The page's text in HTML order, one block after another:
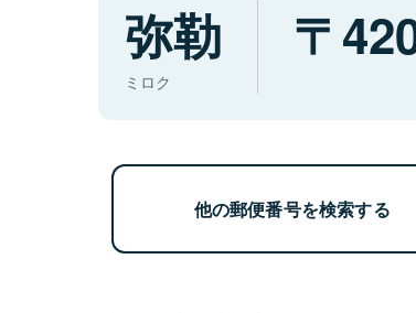
弥勒
ミロク
他の郵便番号を検索する